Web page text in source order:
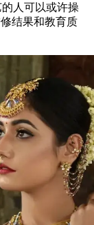
人可以或许操
结果和教育质